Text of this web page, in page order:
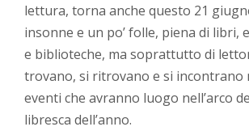
lettura, torna anche questo 21
insonne e un po’ folle, piena di libri,
e biblioteche, ma soprattutto di
trovano, si ritrovano e si incontrano
eventi che avranno luogo nell’arco
libresca dell’anno.